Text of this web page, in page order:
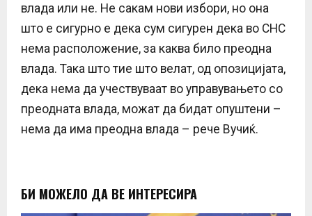
влада или не. Не сакам нови избори, но она
што е сигурно е дека сум сигурен дека во СНС
нема расположение, за каква било преодна
влада. Така што тие што велат, од опозицијата,
дека нема да учествуваат во управувањето со
преодната влада, можат да бидат опуштени –
нема да има преодна влада – рече Вучиќ.
БИ МОЖЕЛО ДА ВЕ ИНТЕРЕСИРА